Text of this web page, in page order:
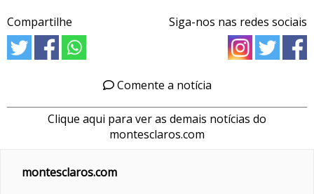
Compartilhe Siga-nos nas redes sociais
Comente a notícia
Clique aqui para ver as demais notícias do
montesclaros.com
montesclaros.com